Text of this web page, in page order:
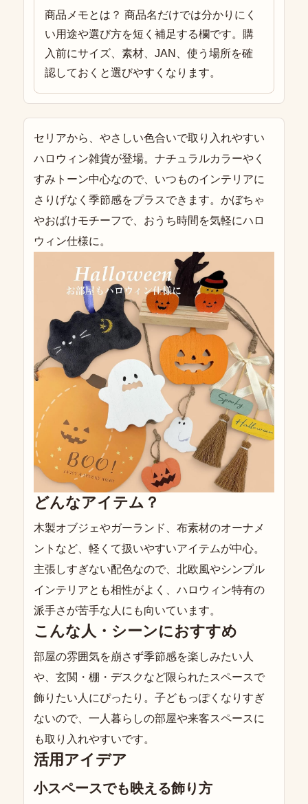
商品メモとは？ 商品名だけでは分かりにく
い用途や選び方を短く補足する欄です。購
入前にサイズ、素材、JAN、使う場所を確
認しておくと選びやすくなります。
セリアから、やさしい色合いで取り入れやすい
ハロウィン雑貨が登場。ナチュラルカラーやく
すみトーン中心なので、いつものインテリアに
さりげなく季節感をプラスできます。かぼちゃ
やおばけモチーフで、おうち時間を気軽にハロ
ウィン仕様に。
どんなアイテム？
木製オブジェやガーランド、布素材のオーナメ
ントなど、軽くて扱いやすいアイテムが中心。
主張しすぎない配色なので、北欧風やシンプル
インテリアとも相性がよく、ハロウィン特有の
派手さが苦手な人にも向いています。
こんな人・シーンにおすすめ
部屋の雰囲気を崩さず季節感を楽しみたい人
や、玄関・棚・デスクなど限られたスペースで
飾りたい人にぴったり。子どもっぽくなりすぎ
ないので、一人暮らしの部屋や来客スペースに
も取り入れやすいです。
活用アイデア
小スペースでも映える飾り方